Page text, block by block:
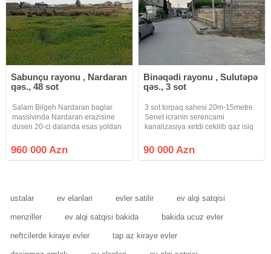
Sabunçu rayonu , Nardaran
qəs., 48 sot
Salam Bilgeh Nardaran baglar
massivində Nardaran erazisine
dusen 20-ci dalanda esas yoldan
denize yaxin 48 sot 3 terefi hasarli
bos torpaq sahəsi satilir. Qeyd
960 000 Azn
Binəqədi rayonu , Sulutəpə
qəs., 3 sot
3 sot torpaq sahesi 20m-15metre.
Senet icranin serencami
kanalizasiya xetdi cekilib qaz isiq
qes. Sulutepe kruqu Mekteb
bagca magaza aptek yaxinliqda
90 000 Azn
ustalar ev elanlari evler satilir ev alqi satqisi
menziller ev alqi satqisi bakida bakida ucuz evler
neftcilerde kiraye evler tap az kiraye evler